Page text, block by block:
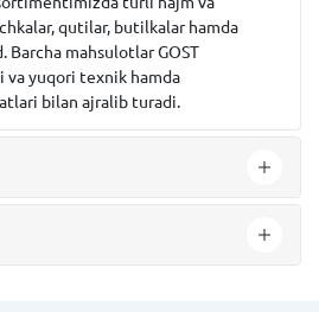
qutilar, butilkalar hamda
Barcha mahsulotlar GOST
va yuqori texnik hamda
bilan ajralib turadi.